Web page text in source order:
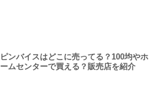
ピンバイスはどこに売ってる？100均やホ
ームセンターで買える？販売店を紹介